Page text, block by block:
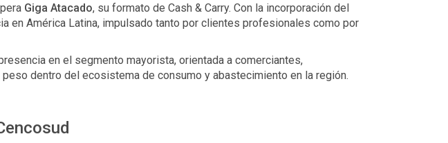
Giga Atacado, su formato de Cash & Carry. Con la incorporación del
en América Latina, impulsado tanto por clientes profesionales como por
en el segmento mayorista, orientada a comerciantes,
dentro del ecosistema de consumo y abastecimiento en la región.